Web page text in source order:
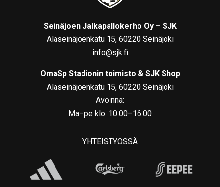
Seinäjoen Jalkapallokerho Oy – SJK
Alaseinäjoenkatu 15, 60220 Seinäjoki
info@sjk.fi
OmaSp Stadionin toimisto & SJK Shop
Alaseinäjoenkatu 15, 60220 Seinäjoki
Avoinna:
Ma–pe klo. 10:00–16:00
YHTEISTYÖSSÄ